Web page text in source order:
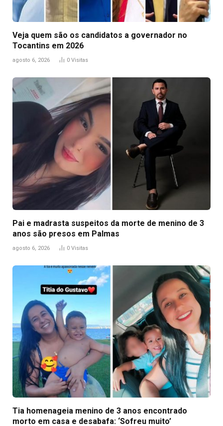
Veja quem são os candidatos a governador no
Tocantins em 2026
agosto 6, 2026 0 Visitas
Pai e madrasta suspeitos da morte de menino de 3
anos são presos em Palmas
agosto 6, 2026 0 Visitas
Tia homenageia menino de 3 anos encontrado
morto em casa e desabafa: ‘Sofreu muito’